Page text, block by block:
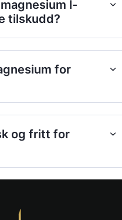
l-
tilskudd?
for
og fritt for